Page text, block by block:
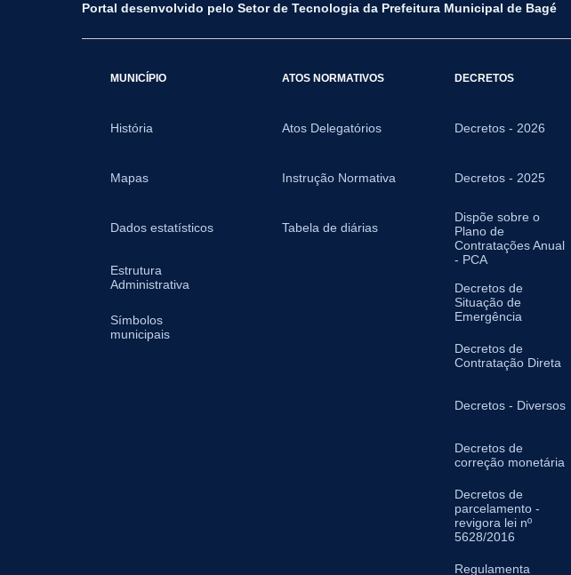
Portal desenvolvido pelo Setor de Tecnologia da Prefeitura Municipal de Bagé
MUNICÍPIO
História
Mapas
Dados estatísticos
Estrutura
Administrativa
Símbolos
municipais
ATOS NORMATIVOS
Atos Delegatórios
Instrução Normativa
Tabela de diárias
DECRETOS
Decretos - 2026
Decretos - 2025
Dispõe sobre o
Plano de
Contratações Anual
- PCA
Decretos de
Situação de
Emergência
Decretos de
Contratação Direta
Decretos - Diversos
Decretos de
correção monetária
Decretos de
parcelamento -
revigora lei nº
5628/2016
Regulamenta